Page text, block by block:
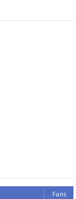
Fans